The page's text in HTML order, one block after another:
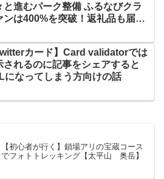
と進むパーク整備 ふるなびクラ
ンは400%を突破！返礼品も届き
カード】Card validatorでは
されるのに記事をシェアすると
になってしまう方向けの話
【初心者が行く】鎖場アリの宝蔵コース
でフォトトレッキング【太平山 奥岳】